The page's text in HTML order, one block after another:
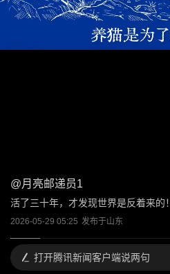
@月亮邮递员1
活了三十年，才发现世界是反着来的！
2026-05-29 05:25 发布于山东
打开腾讯新闻客户端说两句